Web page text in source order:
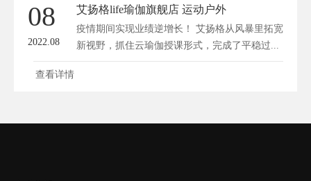
08
2022.08
艾扬格life瑜伽旗舰店 运动户外
疫情期间实现业绩逆增长！ 艾扬格从风暴里拓宽
新视野，抓住云瑜伽授课形式，完成了平稳过...
查看详情